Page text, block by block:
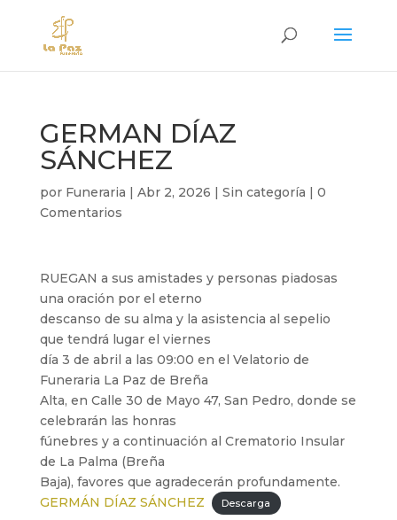
GERMAN DÍAZ
SÁNCHEZ
por Funeraria | Abr 2, 2026 | Sin categoría | 0
Comentarios
RUEGAN a sus amistades y personas piadosas
una oración por el eterno
descanso de su alma y la asistencia al sepelio
que tendrá lugar el viernes
día 3 de abril a las 09:00 en el Velatorio de
Funeraria La Paz de Breña
Alta, en Calle 30 de Mayo 47, San Pedro, donde se
celebrarán las honras
fúnebres y a continuación al Crematorio Insular
de La Palma (Breña
Baja), favores que agradecerán profundamente.
GERMÁN DÍAZ SÁNCHEZ
Descarga